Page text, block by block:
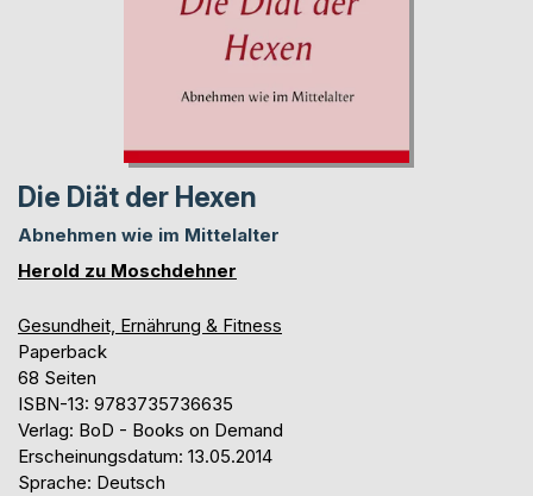
Die Diät der Hexen
Abnehmen wie im Mittelalter
Herold zu Moschdehner
Gesundheit, Ernährung & Fitness
Paperback
68 Seiten
ISBN-13: 9783735736635
Verlag: BoD - Books on Demand
Erscheinungsdatum: 13.05.2014
Sprache: Deutsch